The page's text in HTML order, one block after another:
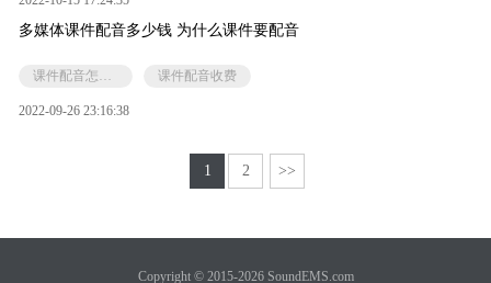
多媒体课件配音多少钱 为什么课件要配音
课件配音怎么搞 课件配音收费
2022-09-26 23:16:38
1 2 >>
Copyright © 2015-2026 SoundEMS.com